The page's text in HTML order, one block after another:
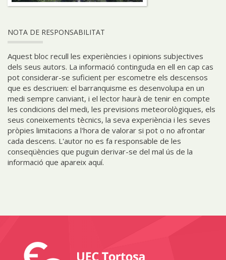
NOTA DE RESPONSABILITAT
Aquest bloc recull les experiències i opinions subjectives
dels seus autors. La informació continguda en ell en cap cas
pot considerar-se suficient per escometre els descensos
que es descriuen: el barranquisme es desenvolupa en un
medi sempre canviant, i el lector haurà de tenir en compte
les condicions del medi, les previsions meteorològiques, els
seus coneixements tècnics, la seva experiència i les seves
pròpies limitacions a l'hora de valorar si pot o no afrontar
cada descens. L'autor no es fa responsable de les
conseqüències que puguin derivar-se del mal ús de la
informació que apareix aquí.